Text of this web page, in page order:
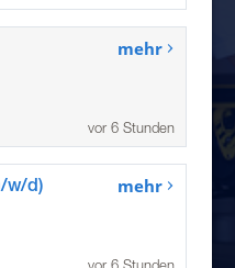
mehr
vor 6 Stunden
w/d) mehr